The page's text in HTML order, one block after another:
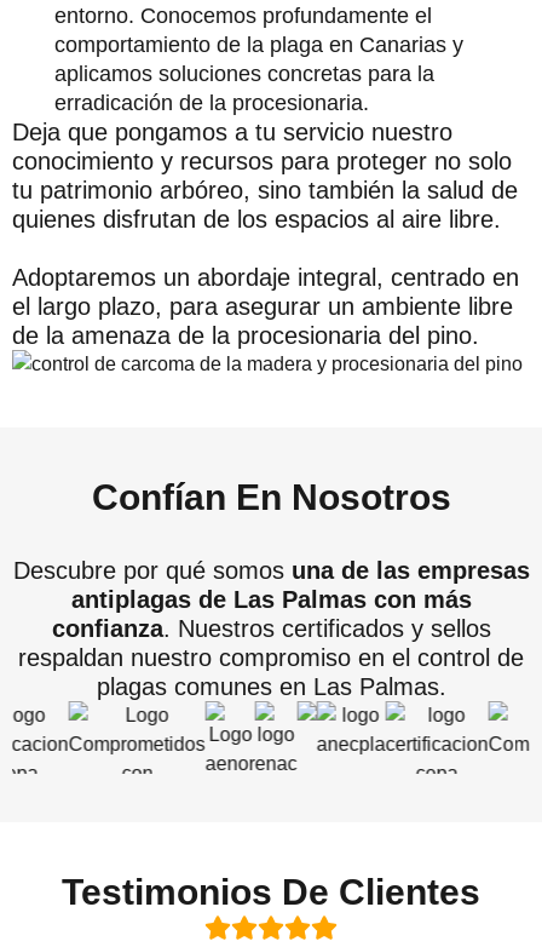
entorno. Conocemos profundamente el
comportamiento de la plaga en Canarias y
aplicamos soluciones concretas para la
erradicación de la procesionaria.
Deja que pongamos a tu servicio nuestro
conocimiento y recursos para proteger no solo
tu patrimonio arbóreo, sino también la salud de
quienes disfrutan de los espacios al aire libre.
Adoptaremos un abordaje integral, centrado en
el largo plazo, para asegurar un ambiente libre
de la amenaza de la procesionaria del pino.
Confían En Nosotros
Descubre por qué somos una de las empresas
antiplagas de Las Palmas con más
confianza. Nuestros certificados y sellos
respaldan nuestro compromiso en el control de
plagas comunes en Las Palmas.
Testimonios De Clientes